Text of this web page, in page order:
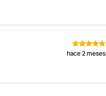
hace 2 meses